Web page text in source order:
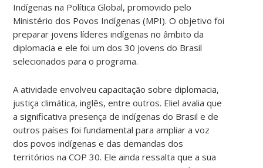
Indígenas na Política Global, promovido pelo
Ministério dos Povos Indígenas (MPI). O objetivo foi
preparar jovens líderes indígenas no âmbito da
diplomacia e ele foi um dos 30 jovens do Brasil
selecionados para o programa.
A atividade envolveu capacitação sobre diplomacia,
justiça climática, inglês, entre outros. Eliel avalia que
a significativa presença de indígenas do Brasil e de
outros países foi fundamental para ampliar a voz
dos povos indígenas e das demandas dos
territórios na COP 30. Ele ainda ressalta que a sua